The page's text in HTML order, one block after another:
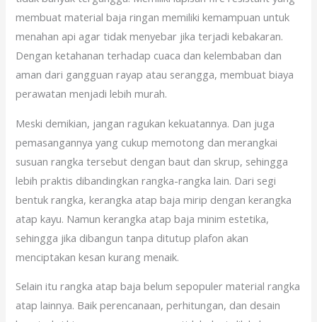
membuat material baja ringan memiliki kemampuan untuk
menahan api agar tidak menyebar jika terjadi kebakaran.
Dengan ketahanan terhadap cuaca dan kelembaban dan
aman dari gangguan rayap atau serangga, membuat biaya
perawatan menjadi lebih murah.
Meski demikian, jangan ragukan kekuatannya. Dan juga
pemasangannya yang cukup memotong dan merangkai
susuan rangka tersebut dengan baut dan skrup, sehingga
lebih praktis dibandingkan rangka-rangka lain. Dari segi
bentuk rangka, kerangka atap baja mirip dengan kerangka
atap kayu. Namun kerangka atap baja minim estetika,
sehingga jika dibangun tanpa ditutup plafon akan
menciptakan kesan kurang menaik.
Selain itu rangka atap baja belum sepopuler material rangka
atap lainnya. Baik perencanaan, perhitungan, dan desain